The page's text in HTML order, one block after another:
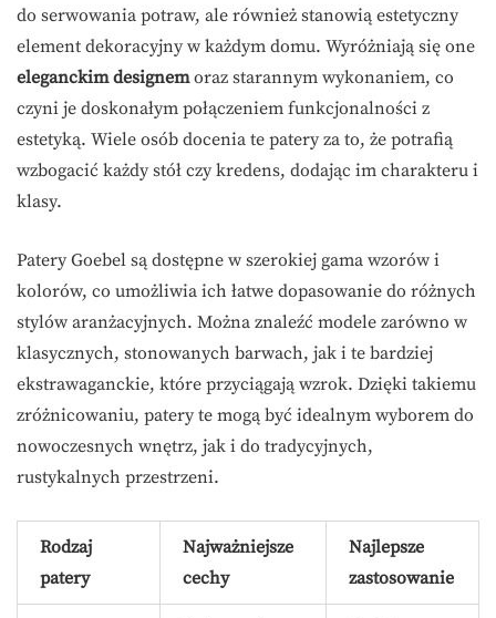
do serwowania potraw, ale również stanowią estetyczny
element dekoracyjny w każdym domu. Wyróżniają się one
eleganckim designemoraz starannym wykonaniem, co
czyni je doskonałym połączeniem funkcjonalności z
estetyką. Wiele osób docenia te patery za to, że potrafią
wzbogacić każdy stół czy kredens, dodając im charakteru i
klasy.
Patery Goebel są dostępne w szerokiej gama wzorów i
kolorów, co umożliwia ich łatwe dopasowanie do różnych
stylów aranżacyjnych. Można znaleźć modele zarówno w
klasycznych, stonowanych barwach, jak i te bardziej
ekstrawaganckie, które przyciągają wzrok. Dzięki takiemu
zróżnicowaniu, patery te mogą być idealnym wyborem do
nowoczesnych wnętrz, jak i do tradycyjnych,
rustykalnych przestrzeni.
Rodzaj
patery
Najważniejsze
cechy
Najlepsze
zastosowanie